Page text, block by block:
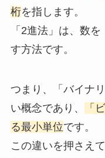
桁を指します。
「2進法」は、数
す方法です。
つまり、「バイナ
い概念であり、
「
る最小単位です。
この違いを押さえ